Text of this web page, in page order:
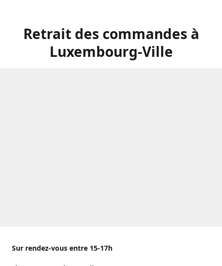
Retrait des commandes à
Luxembourg-Ville
Sur rendez-vous entre 15-17h